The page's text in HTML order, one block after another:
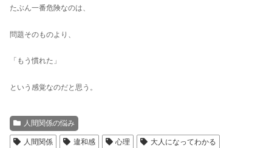
たぶん一番危険なのは、
問題そのものより、
「もう慣れた」
という感覚なのだと思う。
人間関係の悩み
人間関係 違和感 心理
大人になってわかる